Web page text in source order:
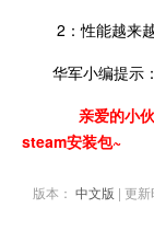
2：性能越来
华军小编提示：
亲爱的小
steam安装包~
版本： 中文版 | 更新